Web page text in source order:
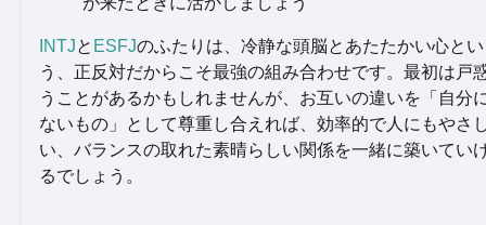
INTJと ESFJのふたりは、冷静な頭脳とあたたかい心とい
う、正反対だからこそ最強の組み合わせです。最初は戸
うことがあるかもしれませんが、お互いの違いを「自分
ないもの」として尊重し合えれば、効率的で人にもやさ
い、バランスの取れた素晴らしい関係を一緒に築いてい
るでしょう。